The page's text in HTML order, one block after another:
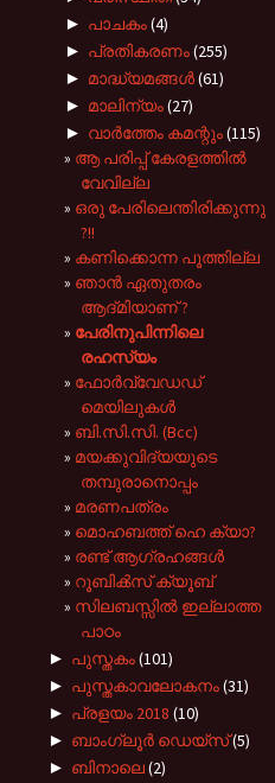
► പാചകം(4)
► പ്രതികരണം(255)
► മാദ്ധ്യമങ്ങൾ(61)
► മാലിന്യം(27)
► വാർത്തേം കമന്റും(115)
ആ പരിപ്പ് കേരളത്തിൽ
വേവില്ല
ഒരു പേരിലെന്തിരിക്കുന്നു
?!!
കണിക്കൊന്ന പൂത്തില്ല
ഞാൻ ഏതുതരം
ആദ്‌മിയാണ് ?
പേരിനുപിന്നിലെ
രഹസ്യം
ഫോര്‍വ്വേഡഡ്
മെയിലുകള്‍
ബി.സി.സി. (Bcc)
മയക്കുവിദ്യയുടെ
തമ്പുരാനൊപ്പം
മരണപത്രം
മൊഹബത്ത് ഹെ ക്യാ?
രണ്ട് ആഗ്രഹങ്ങള്‍
റൂബിക്‍സ് ക്യൂബ്
സിലബസ്സിൽ ഇല്ലാത്ത
പാഠം
► പുസ്തകം(101)
► പുസ്തകാവലോകനം(31)
► പ്രളയം 2018 (10)
► ബാംഗ്ലൂർ ഡെയ്സ്(5)
► ബിനാലെ(2)